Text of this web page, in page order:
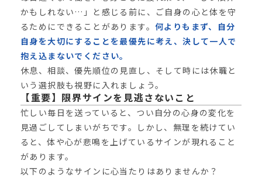
かもしれない…」と感じる前に、ご自身の心と体を守
るためにできることがあります。 何よりもまず、自分
自身を大切にすることを最優先に考え、決して一人で
抱え込まないでください。
休息、相談、優先順位の見直し、そして時には休職と
いう選択肢も視野に入れましょう。
【重要】限界サインを見逃さないこと
忙しい毎日を送っていると、つい自分の心身の変化を
見過ごしてしまいがちです。しかし、無理を続けてい
ると、体や心が悲鳴を上げているサインが現れること
があります。
以下のようなサインに心当たりはありませんか？